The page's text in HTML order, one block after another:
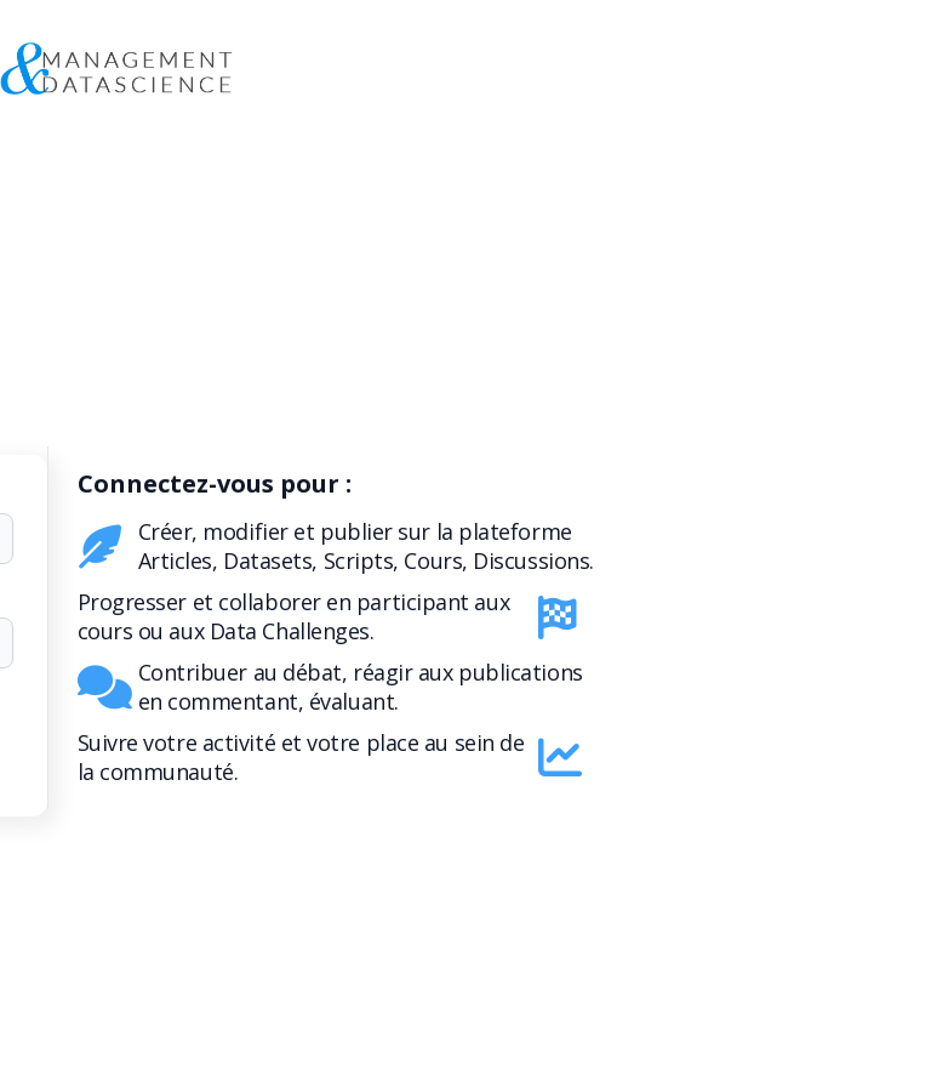
Connectez-vous pour :
Créer, modifier et publier sur la plateforme
Articles, Datasets, Scripts, Cours, Discussions.
Progresser et collaborer en participant aux
cours ou aux Data Challenges.
Contribuer au débat, réagir aux publications
en commentant, évaluant.
Suivre votre activité et votre place au sein de
la communauté.